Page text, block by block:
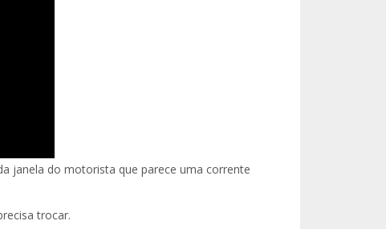
janela do motorista que parece uma corrente
trocar.